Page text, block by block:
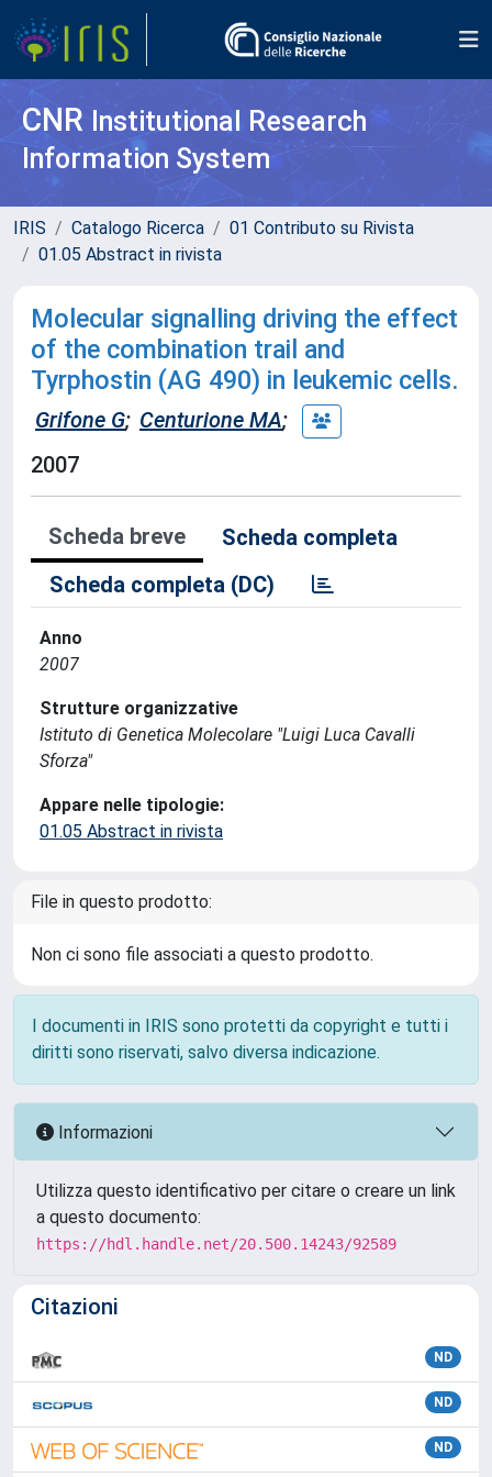
CNR Institutional Research
Information System
IRIS Catalogo Ricerca
01 Contributo su Rivista
01.05 Abstract in rivista
Molecular signalling driving the effect
of the combination trail and
Tyrphostin (AG 490) in leukemic cells.
Grifone G; Centurione MA;
2007
Scheda breve
Scheda completa
Scheda completa (DC)
Anno
2007
Strutture organizzative
Istituto di Genetica Molecolare "Luigi Luca Cavalli
Sforza"
Appare nelle tipologie:
01.05 Abstract in rivista
File in questo prodotto:
Non ci sono file associati a questo prodotto.
I documenti in IRIS sono protetti da copyright e tutti i
diritti sono riservati, salvo diversa indicazione.
Informazioni
Utilizza questo identificativo per citare o creare un link
a questo documento:
https://hdl.handle.net/20.500.14243/92589
Citazioni
ND
ND
ND